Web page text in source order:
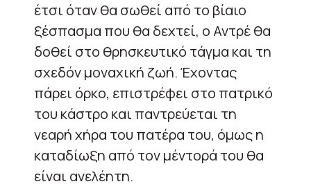
έτσι όταν θα σωθεί από το βίαιο
ξέσπασμα που θα δεχτεί, ο Αντρέ θα
δοθεί στο θρησκευτικό τάγμα και τη
σχεδόν μοναχική ζωή. Έχοντας
πάρει όρκο, επιστρέφει στο πατρικό
του κάστρο και παντρεύεται τη
νεαρή χήρα του πατέρα του, όμωςη
καταδίωξη από τονμέντορά του θα
είναι ανελέητη.